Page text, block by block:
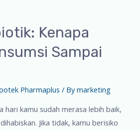
Kenapa
Sampai
Pharmaplus / Bymarketing
hari kamu sudah merasa lebih baik,
Jika tidak, kamu berisiko